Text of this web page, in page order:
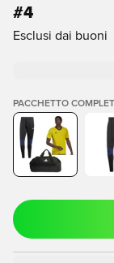
#4
Esclusi dai buoni
PACCHETTO